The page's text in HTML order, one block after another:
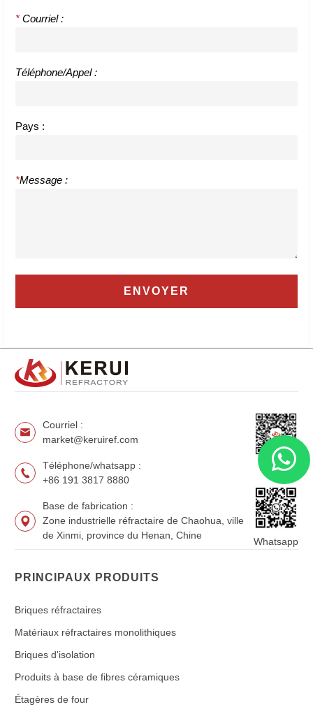
* Courriel :
Téléphone/Appel :
Pays :
*Message :
Courriel :
market@keruiref.com
Téléphone/whatsapp :
+86 191 3817 8880
Base de fabrication :
Zone industrielle réfractaire de Chaohua, ville
de Xinmi, province du Henan, Chine
WeChat
Whatsapp
PRINCIPAUX PRODUITS
Briques réfractaires
Matériaux réfractaires monolithiques
Briques d'isolation
Produits à base de fibres céramiques
Étagères de four